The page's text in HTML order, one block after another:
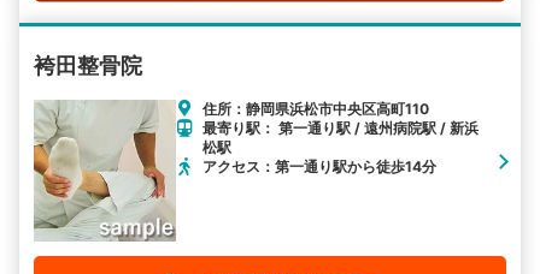
袴田整骨院
住所：静岡県浜松市中央区高町110
最寄り駅： 第一通り駅 / 遠州病院駅 / 新浜
松駅
アクセス：第一通り駅から徒歩14分